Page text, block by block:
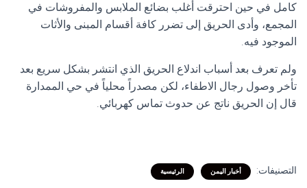
كامل في حين احترقت أغلب بضائع الملابس والمفروشات في
المجمع، وأدى الحريق إلى تضرر كافة أقسام المبنى والأثات
الموجود فيه.
ولم تعرف بعد أسباب اندلاع الحريق الذي انتشر بشكل سريع بعد
تأخر وصول رجال الاطفاء، لكن مصدراً محلياً في حي الممدارة
قال إن الحريق ناتج عن حدوث تماس كهربائي.
التصنيفات: أخبار اليمن الرئيسية